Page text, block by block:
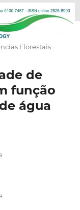
Florestais
de
função
água